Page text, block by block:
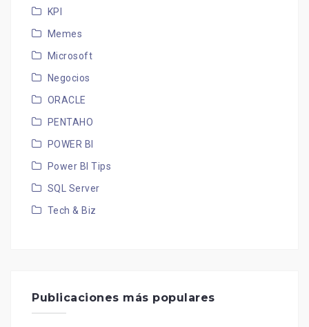
KPI
Memes
Microsoft
Negocios
ORACLE
PENTAHO
POWER BI
Power BI Tips
SQL Server
Tech & Biz
Publicaciones más populares